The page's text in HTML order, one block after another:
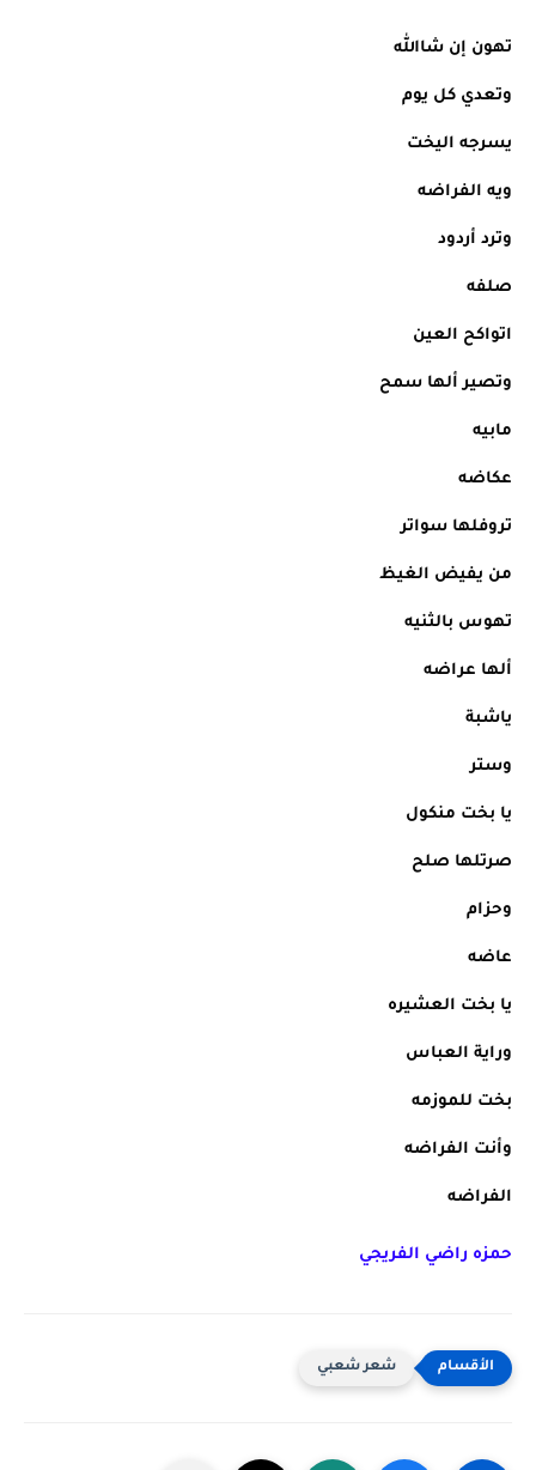
تهون إن شاالله
وتعدي كل يوم
يسرجه اليخت
ويه الفراضه
وترد أردود
صلفه
اتواكح العين
وتصير ألها سمح
مابيه
عكاضه
تروفلها سواتر
من يفيض الغيظ
تهوس بالثنيه
ألها عراضه
ياشبة
وستر
يا بخت منكول
صرتلها صلح
وحزام
عاضه
يا بخت العشيره
وراية العباس
بخت للموزمه
وأنت الفراضه
الفراضه
حمزه راضي الفريجي
شعر شعبي